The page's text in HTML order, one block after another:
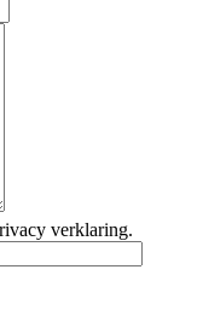
verklaring.